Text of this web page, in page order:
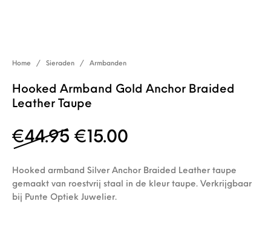
Home / Sieraden / Armbanden
Hooked Armband Gold Anchor Braided
Leather Taupe
€44.95 Oorspronkelijke prijs
€ 15.00
Hooked armband Silver Anchor Braided Leather taupe
gemaakt van roestvrij staal in de kleur taupe. Verkrijgbaar
bij Punte Optiek Juwelier.